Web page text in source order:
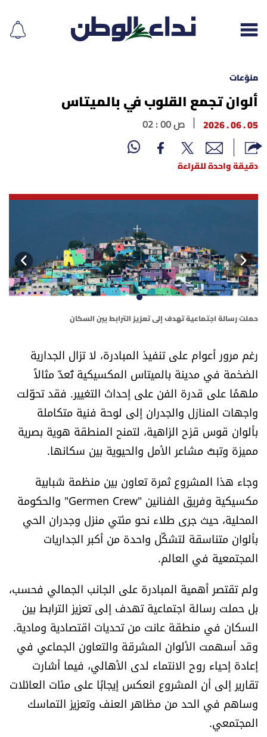
إقرأ الجريدة
لبنان
أسرار
متفرقات
نداء القرّاء
خاص الموقع
كتّابنا
تحت المجهر
آراء
اقتصاد
العالم
الصحافة الإسرائيلية
ثقافة وفنون
فصل من كتاب
اقرأ تضحك
كاميرا
منوّعات
ألوان تجمع القلوب في بالميتاس
05 . 06 . 2026 02 : 00 ص
دقيقة واحدة للقراءة
حملت رسالة اجتماعية تهدف إلى تعزيز الترابط بين السكان
رغم مرور أعوام على تنفيذ المبادرة، لا تزال الجدارية
الضخمة في مدينة بالميتاس المكسيكية تُعدّ مثالاً
ملهمًا على قدرة الفن على إحداث التغيير. فقد تحوّلت
واجهات المنازل والجدران إلى لوحة فنية متكاملة
بألوان قوس قزح الزاهية، لتمنح المنطقة هوية بصرية
مميزة وتبثّ مشاعر الأمل والحيوية بين سكانها.
وجاء هذا المشروع ثمرة تعاون بين منظمة شبابية
مكسيكية وفريق الفنانين "Germen Crew" والحكومة
المحلية، حيث جرى طلاء نحو مئتي منزل وجدران الحي
بألوان متناسقة لتشكّل واحدة من أكبر الجداريات
المجتمعية في العالم.
ولم تقتصر أهمية المبادرة على الجانب الجمالي فحسب،
بل حملت رسالة اجتماعية تهدف إلى تعزيز الترابط بين
السكان في منطقة عانت من تحديات اقتصادية ومادية.
وقد أسهمت الألوان المشرقة والتعاون الجماعي في
إعادة إحياء روح الانتماء لدى الأهالي، فيما أشارت
تقارير إلى أن المشروع انعكس إيجابًا على مئات العائلات
وساهم في الحد من مظاهر العنف وتعزيز التماسك
المجتمعي.